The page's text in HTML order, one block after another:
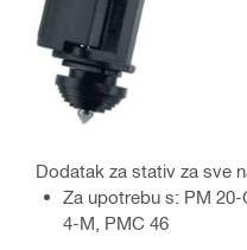
Dodatak za stativ za sve
Za upotrebu s: PM 20-
4-M, PMC 46